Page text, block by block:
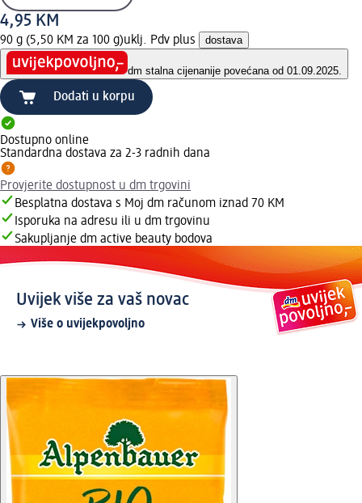
4,95 KM
90 g (5,50 KM za 100 g)uklj. Pdv plus dostava
dm stalna cijenanije povećana od 01.09.2025.
Dodati u korpu
Dostupno online
Standardna dostava za 2-3 radnih dana
Provjerite dostupnost u dm trgovini
Besplatna dostava s Moj dm računom iznad 70 KM
Isporuka na adresu ili u dm trgovinu
Sakupljanje dm active beauty bodova
Uvijek više za vaš novac
Više o uvijekpovoljno